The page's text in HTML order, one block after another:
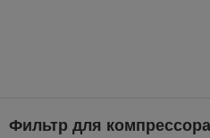
Фильтр для